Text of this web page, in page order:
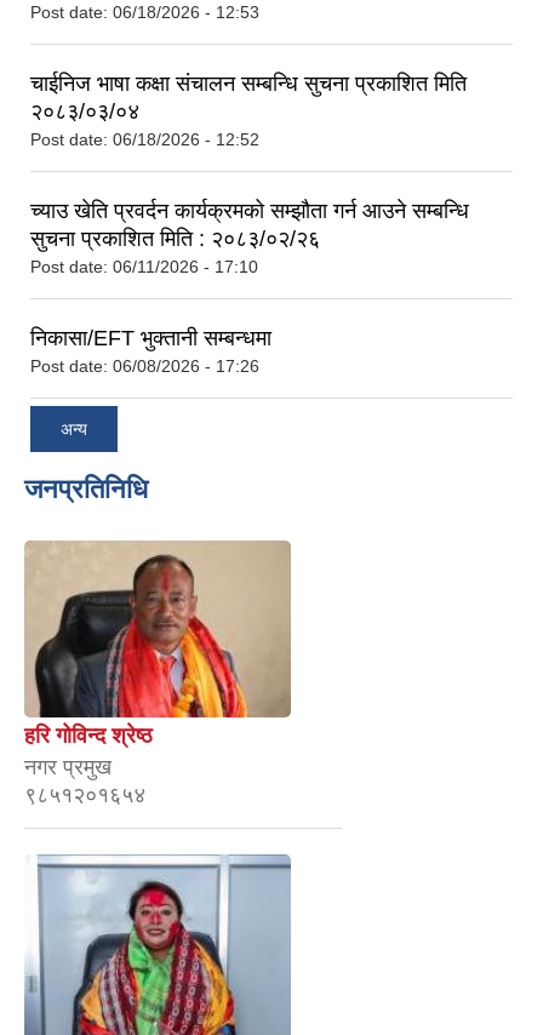
Post date: 06/18/2026 - 12:53
चाईनिज भाषा कक्षा संचालन सम्बन्धि सुचना प्रकाशित मिति
२०८३/०३/०४
Post date: 06/18/2026 - 12:52
च्याउ खेति प्रवर्दन कार्यक्रमको सम्झौता गर्न आउने सम्बन्धि
सुचना प्रकाशित मिति : २०८३/०२/२६
Post date: 06/11/2026 - 17:10
निकासा/EFT भुक्तानी सम्बन्धमा
Post date: 06/08/2026 - 17:26
अन्य
जनप्रतिनिधि
हरि गोविन्द श्रेष्ठ
नगर प्रमुख
९८५१२०१६५४